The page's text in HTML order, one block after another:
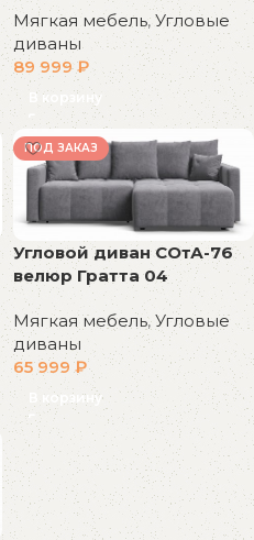
Мягкая мебель, Угловые
диваны
89 999₽
В корзину
ПОД ЗАКАЗ
Угловой диван СОтА-76
велюр Гратта 04
Мягкая мебель,Угловые
диваны
65 999₽
В корзину